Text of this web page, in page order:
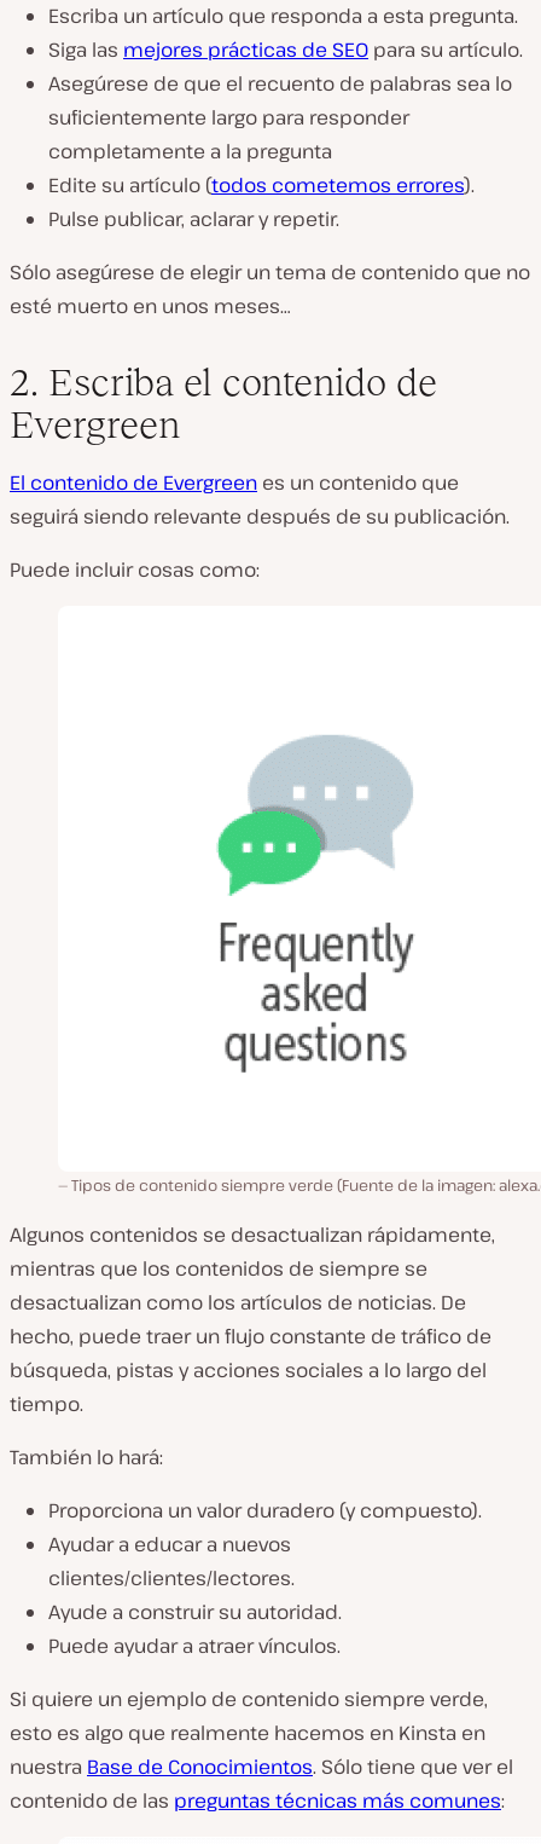
Escriba un artículo que responda a esta pregunta.
Siga las mejores prácticas de SEO para su artículo.
Asegúrese de que el recuento de palabras sea lo
suficientemente largo para responder
completamente a la pregunta
Edite su artículo (todos cometemos errores).
Pulse publicar, aclarar y repetir.
Sólo asegúrese de elegir un tema de contenido que no
esté muerto en unos meses…
2. Escriba el contenido de
Evergreen
El contenido de Evergreen es un contenido que
seguirá siendo relevante después de su publicación.
Puede incluir cosas como:
Tipos de contenido siempre verde (Fuente de la imagen:
Algunos contenidos se desactualizan rápidamente,
mientras que los contenidos de siempre se
desactualizan como los artículos de noticias. De
hecho, puede traer un flujo constante de tráfico de
búsqueda, pistas y acciones sociales a lo largo del
tiempo.
También lo hará:
Proporciona un valor duradero (y compuesto).
Ayudar a educar a nuevos
clientes/clientes/lectores.
Ayude a construir su autoridad.
Puede ayudar a atraer vínculos.
Si quiere un ejemplo de contenido siempre verde,
esto es algo que realmente hacemos en Kinsta en
nuestra Base de Conocimientos. Sólo tiene que ver el
contenido de las preguntas técnicas más comunes: